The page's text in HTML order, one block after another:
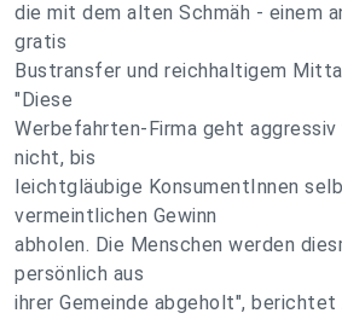
die mit dem alten Schmäh - einem
gratis
Bustransfer und reichhaltigem
"Diese
Werbefahrten-Firma geht
nicht, bis
leichtgläubige KonsumentInnen
vermeintlichen Gewinn
abholen. Die Menschen werden
persönlich aus
ihrer Gemeinde abgeholt", berichtet